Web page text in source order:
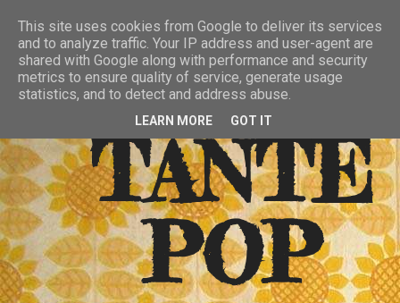
RSS FEED
TANTE
POP
This site uses cookies from Google to deliver its services
and to analyze traffic. Your IP address and user-agent are
shared with Google along with performance and security
metrics to ensure quality of service, generate usage
statistics, and to detect and address abuse.
LEARN MORE GOT IT